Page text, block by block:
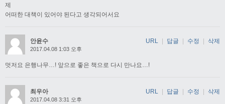
제
어떠한 대책이 있어야 된다고 생각되어서요
안윤수
2017.04.08 1:03 오후
멋저요 은행나무…! 앞으로 좋은 책으로 다시 만나요…!
URL | 답글 | 수정 | 삭제
최우아
2017.04.08 3:31 오후
URL | 답글 | 수정 | 삭제